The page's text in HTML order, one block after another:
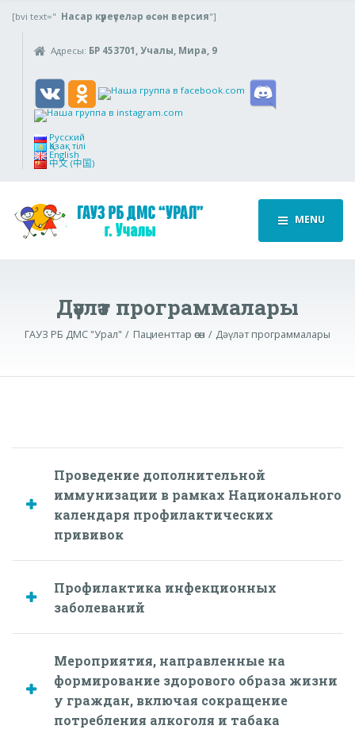
[bvi text=" Насар күреүселәр өсөн версия"]
Адресы: БР 453701, Учалы, Мира, 9
Русский
Қазақ тілі
English
中文 (中国)
MENU
Дәүләт программалары
ГАУЗ РБ ДМС "Урал" Пациенттар өсөн Дәүләт программалары
Проведение дополнительной
иммунизации в рамках Национального
календаря профилактических
прививок
Профилактика инфекционных
заболеваний
Мероприятия, направленные на
формирование здорового образа жизни
у граждан, включая сокращение
потребления алкоголя и табака